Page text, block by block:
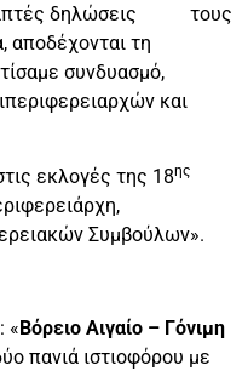
δηλώσεις τους
αποδέχονται τη
συνδυασμό,
και
εκλογές της 18ης
Συμβούλων».
«Βόρειο Αιγαίο – Γόνιμη
πανιά ιστιοφόρου με